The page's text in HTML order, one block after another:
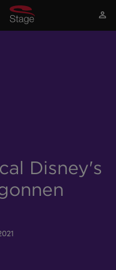
Mijn
Disney's